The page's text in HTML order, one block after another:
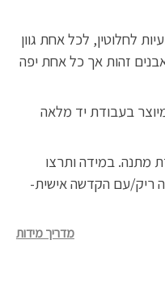
לחלוטין, לכל אחת גוון
שונים אחת מהשניה. אין 2 אבנים זהות אך כל אחת יפה
בעבודת יד מלאה
מתנה. במידה ותרצו
ריק/עם הקדשה אישית-
מדריך מידות